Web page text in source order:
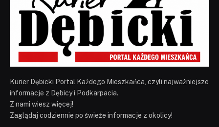
Kurier Dębicki Portal Każdego Mieszkańca, czyli najważniejsze
informacje z Dębicy i Podkarpacia.
Z nami wiesz więcej!
Zaglądaj codziennie po świeże informacje z okolicy!